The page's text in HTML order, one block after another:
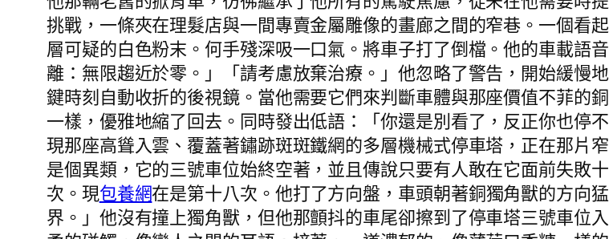
挑戰，一條夾在理髮店與一間專賣金屬雕像的畫廊之間的窄巷。一個看
層可疑的白色粉末。何手殘深吸一口氣。將車子打了倒檔。他的車載語
離：無限趨近於零。」「請考慮放棄治療。」他忽略了警告，開始緩慢
鍵時刻自動收折的後視鏡。當他需要它們來判斷車體與那座價值不菲的
一樣，優雅地縮了回去。同時發出低語：「你還是別看了，反正你也停
現那座高聳入雲、覆蓋著鏽跡斑斑鐵網的多層機械式停車塔，正在那片
是個異類，它的三號車位始終空著，並且傳說只要有人敢在它面前失敗
次。現包養網在是第十八次。他打了方向盤，車頭朝著銅獨角獸的方向
界。」他沒有撞上獨角獸，但他那顫抖的車尾卻擦到了停車塔三號車位